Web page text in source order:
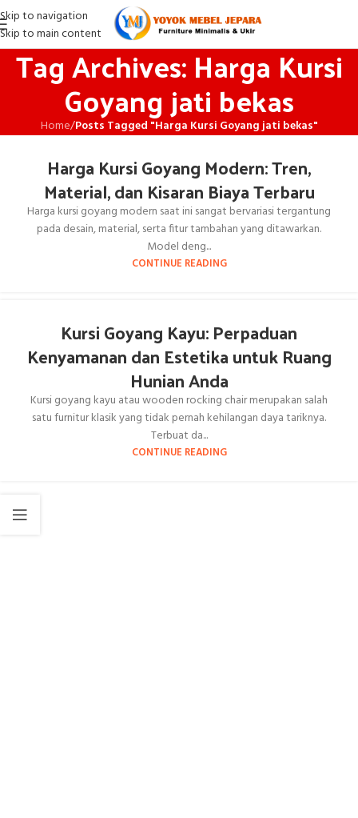
Skip to navigation
Skip to main content
Tag Archives: Harga Kursi
Goyang jati bekas
Home/Posts Tagged "Harga Kursi Goyang jati bekas"
Harga Kursi Goyang Modern: Tren,
Material, dan Kisaran Biaya Terbaru
Harga kursi goyang modern saat ini sangat bervariasi tergantung
pada desain, material, serta fitur tambahan yang ditawarkan.
Model deng...
CONTINUE READING
Kursi Goyang Kayu: Perpaduan
Kenyamanan dan Estetika untuk Ruang
Hunian Anda
Kursi goyang kayu atau wooden rocking chair merupakan salah
satu furnitur klasik yang tidak pernah kehilangan daya tariknya.
Terbuat da...
CONTINUE READING